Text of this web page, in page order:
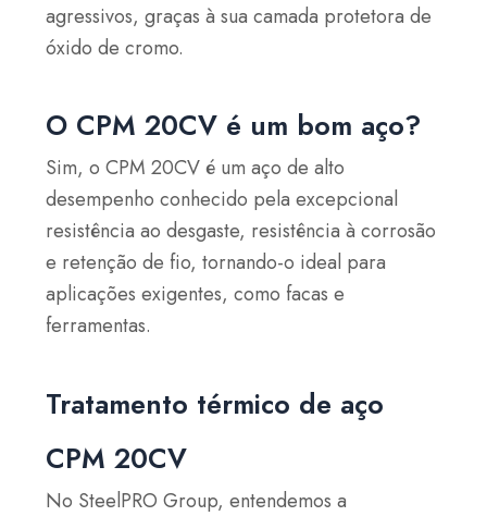
agressivos, graças à sua camada protetora de
óxido de cromo.
O CPM 20CV é um bom aço?
Sim, o CPM 20CV é um aço de alto
desempenho conhecido pela excepcional
resistência ao desgaste, resistência à corrosão
e retenção de fio, tornando-o ideal para
aplicações exigentes, como facas e
ferramentas.
Tratamento térmico de aço
CPM 20CV
No SteelPRO Group, entendemos a